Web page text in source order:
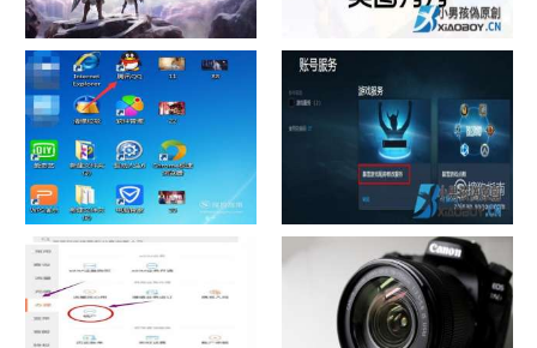
chrome数据转移 怎样给照片换背景
如何看认识QQ好友具体多少天
了
战网怎么修改昵称？